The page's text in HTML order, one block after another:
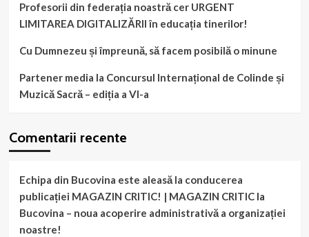
Profesorii din federația noastră cer URGENT
LIMITAREA DIGITALIZĂRII în educația tinerilor!
Cu Dumnezeu și împreună, să facem posibilă o minune
Partener media la Concursul Internațional de Colinde și
Muzică Sacră – ediția a VI-a
Comentarii recente
Echipa din Bucovina este aleasă la conducerea
publicației MAGAZIN CRITIC! | MAGAZIN CRITICla
Bucovina – noua acoperire administrativă a organizației
noastre!